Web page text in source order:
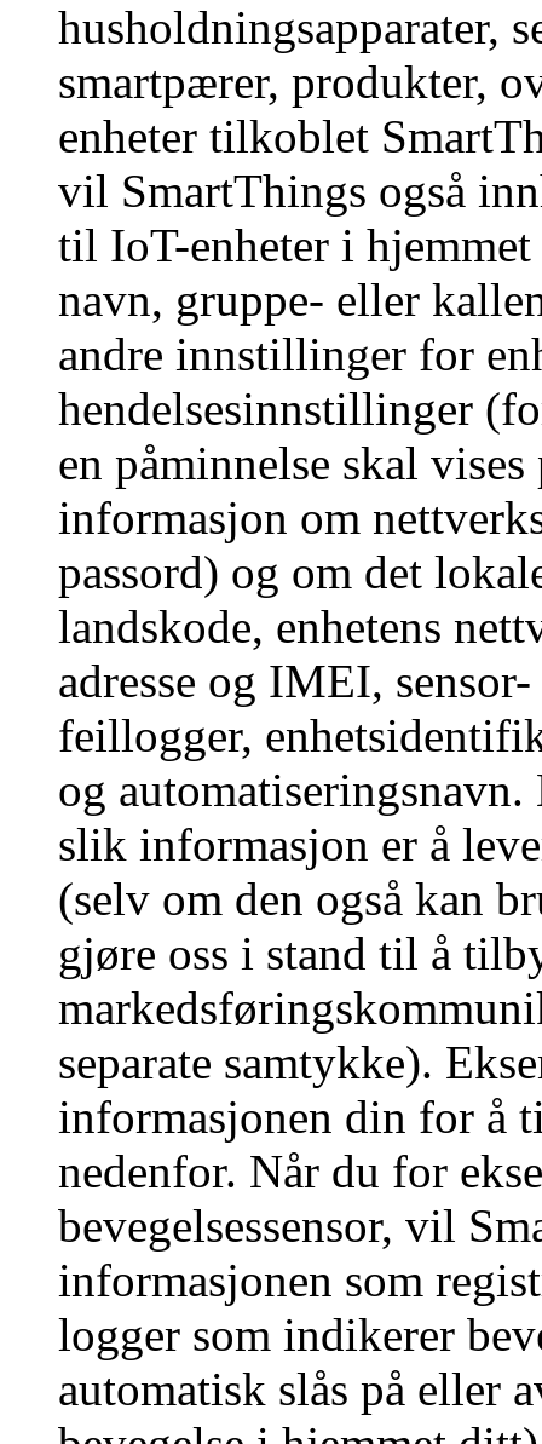
husholdningsapparater,
smartpærer, produkter,
enheter tilkoblet
vil SmartThings også
til IoT-enheter i
navn, gruppe- eller
andre innstillinger for
hendelsesinnstillinger
en påminnelse skal
informasjon om
passord) og om det
landskode, enhetens
adresse og IMEI,
feillogger,
og
slik informasjon er å
(selv om den også kan
gjøre oss i stand til å
separate samtykke).
informasjonen din for å
nedenfor. Når du for
bevegelsessensor, vil
informasjonen som
logger som indikerer
automatisk slås på eller